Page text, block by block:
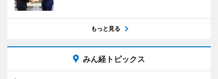
もっと見る
みん経トピックス